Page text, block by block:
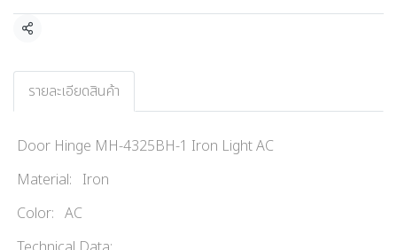
แชร์
รายละเอียดสินค้า
Door Hinge MH-4325BH-1 Iron Light AC
Material: Iron
Color: AC